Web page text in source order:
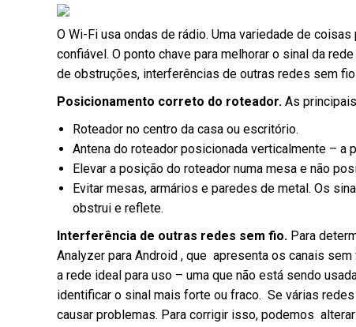
O Wi-Fi usa ondas de rádio. Uma variedade de
confiável. O ponto chave para melhorar o sinal da
de obstruções, interferências de outras redes sem
Posicionamento correto do roteador. As
Roteador no centro da casa ou escritório.
Antena do roteador posicionada verticalmente – a
Elevar a posição do roteador numa mesa e não
Evitar mesas, armários e paredes de metal. Os
obstrui e reflete.
Interferência de outras redes sem fio. Para
Analyzer para Android , que apresenta os canais
a rede ideal para uso – uma que não está sendo
identificar o sinal mais forte ou fraco. Se várias
causar problemas. Para corrigir isso, podemos